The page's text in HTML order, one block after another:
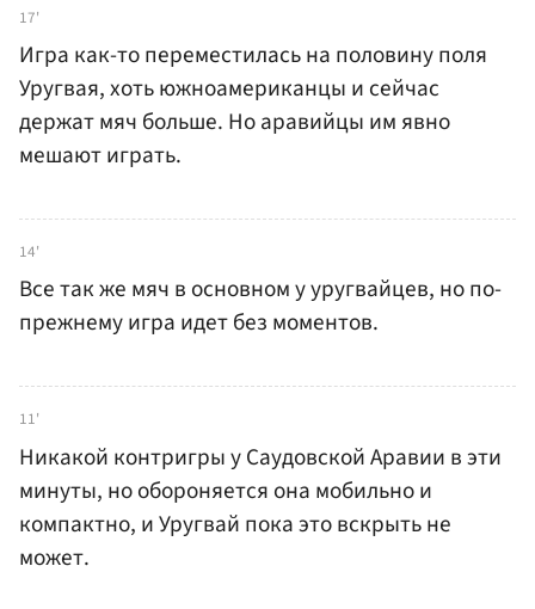
17'
Игра как-то переместилась на половину поля
Уругвая, хоть южноамериканцы и сейчас
держат мяч больше. Но аравийцы им явно
мешают играть.
14'
Все так же мяч в основном у уругвайцев, но по-
прежнему игра идет без моментов.
11'
Никакой контригры у Саудовской Аравии в эти
минуты, но обороняется она мобильно и
компактно, и Уругвай пока это вскрыть не
может.